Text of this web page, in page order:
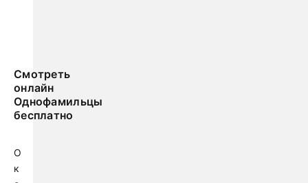
Смотреть
онлайн
Однофамильцы
бесплатно
О
к